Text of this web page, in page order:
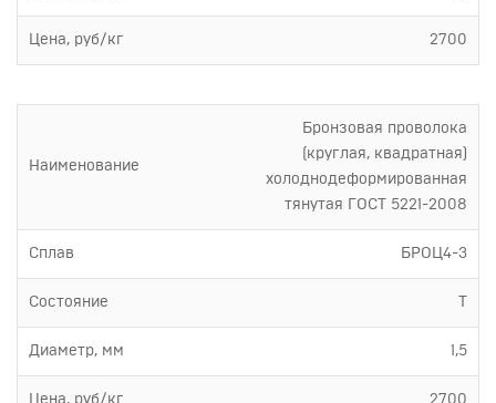
Цена, руб/кг 2700
Наименование
Бронзовая проволока
(круглая, квадратная)
холоднодеформированная
тянутая ГОСТ 5221-2008
Сплав БРОЦ4-3
Состояние
Диаметр, мм 1,5
Цена, руб/кг 2700